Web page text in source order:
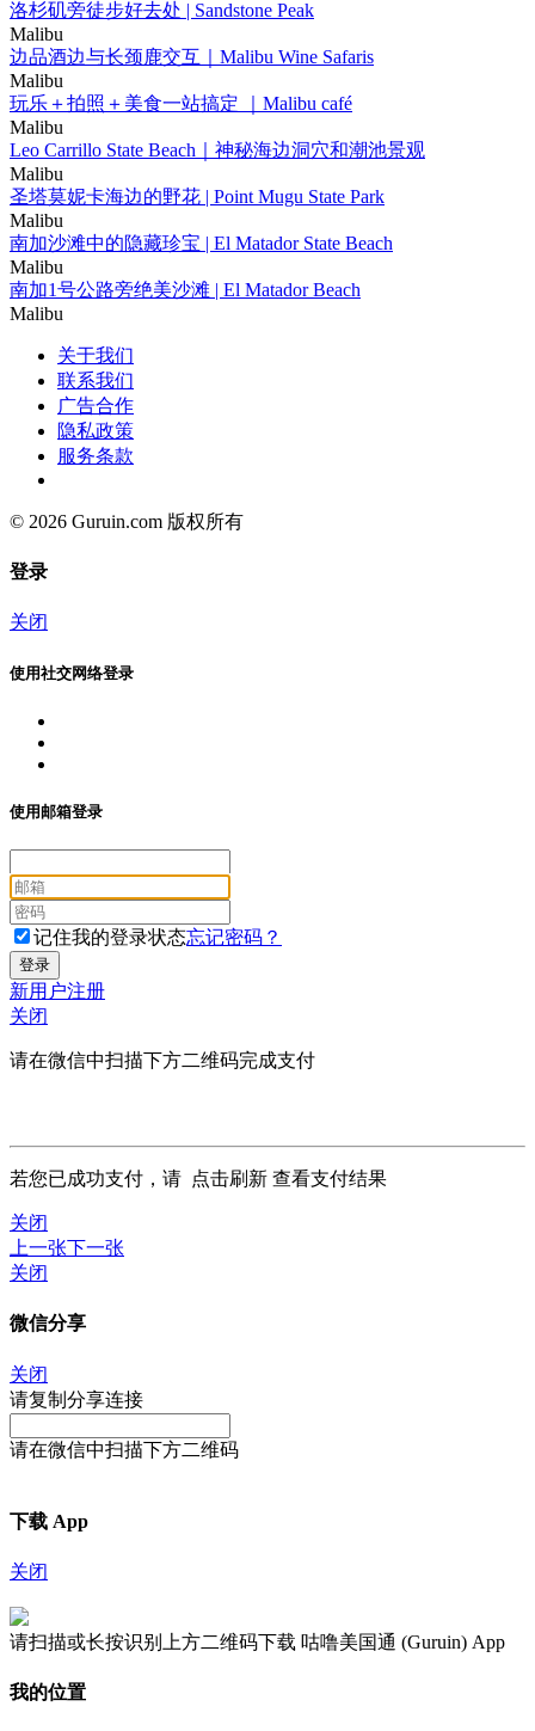
洛杉矶旁徒步好去处 | Sandstone Peak
Malibu
边品酒边与长颈鹿交互｜Malibu Wine Safaris
Malibu
玩乐＋拍照＋美食一站搞定 ｜Malibu café
Malibu
Leo Carrillo State Beach｜神秘海边洞穴和潮池景观
Malibu
圣塔莫妮卡海边的野花 | Point Mugu State Park
Malibu
南加沙滩中的隐藏珍宝 | El Matador State Beach
Malibu
南加1号公路旁绝美沙滩 | El Matador Beach
Malibu
关于我们
联系我们
广告合作
隐私政策
服务条款
© 2026 Guruin.com 版权所有
登录
关闭
使用社交网络登录
使用邮箱登录
记住我的登录状态忘记密码？
新用户注册
关闭
请在微信中扫描下方二维码完成支付
若您已成功支付，请 点击刷新 查看支付结果
关闭
上一张下一张
关闭
微信分享
关闭
请复制分享连接
请在微信中扫描下方二维码
下载 App
关闭
请扫描或长按识别上方二维码下载 咕噜美国通 (Guruin) App
我的位置